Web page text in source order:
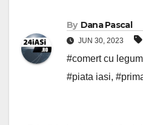
By Dana Pascal
JUN 30, 2023
#comert cu
#piata iasi,